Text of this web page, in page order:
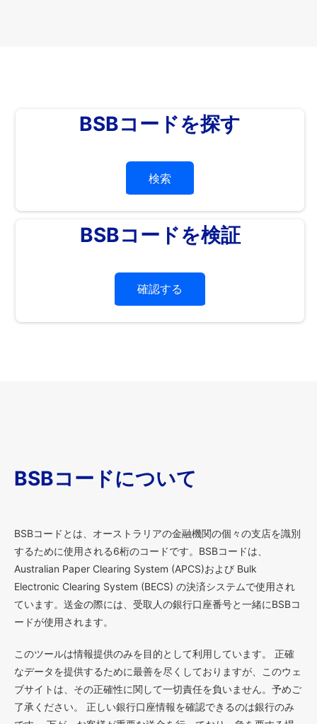
BSBコードを探す
検索
BSBコードを検証
確認する
BSBコードについて
BSBコードとは、オーストラリアの金融機関の個々の支店を識別
するために使用される6桁のコードです。BSBコードは、
Australian Paper Clearing System (APCS)および Bulk
Electronic Clearing System (BECS) の決済システムで使用され
ています。送金の際には、受取人の銀行口座番号と一緒にBSBコ
ードが使用されます。
このツールは情報提供のみを目的として利用しています。 正確
なデータを提供するために最善を尽くしておりますが、このウェ
ブサイトは、その正確性に関して一切責任を負いません。予めご
了承ください。 正しい銀行口座情報を確認できるのは銀行のみ